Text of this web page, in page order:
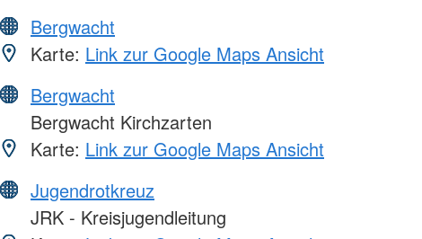
Bergwacht
Karte: Link zur Google Maps Ansicht
Bergwacht
Bergwacht Kirchzarten
Karte: Link zur Google Maps Ansicht
Jugendrotkreuz
JRK - Kreisjugendleitung